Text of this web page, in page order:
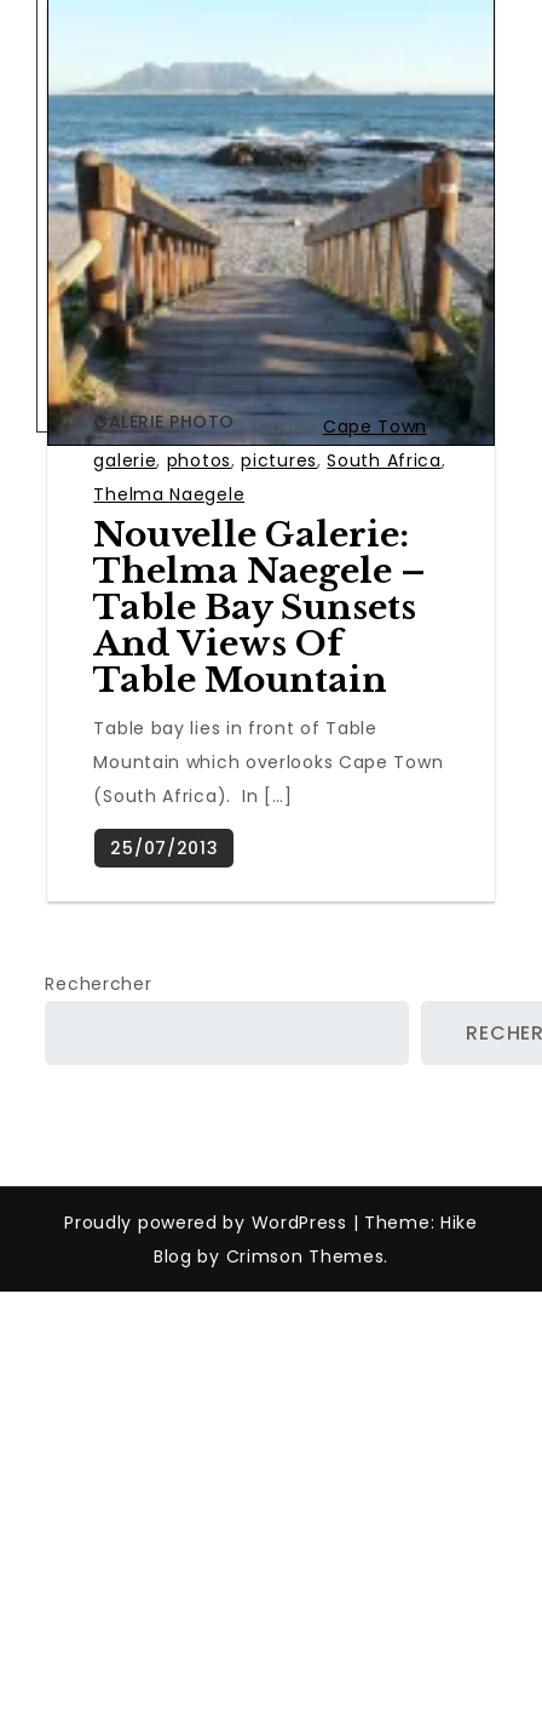
GALERIE PHOTO Tagged Cape Town,
galerie, photos,pictures,South Africa,
Thelma Naegele
Nouvelle Galerie:
Thelma Naegele –
Table Bay Sunsets
And Views Of
Table Mountain
Table bay lies in front of Table
Mountain which overlooks Cape Town
(South Africa). In […]
Rechercher
Proudly powered by WordPress | Theme: Hike
Blog by Crimson Themes.